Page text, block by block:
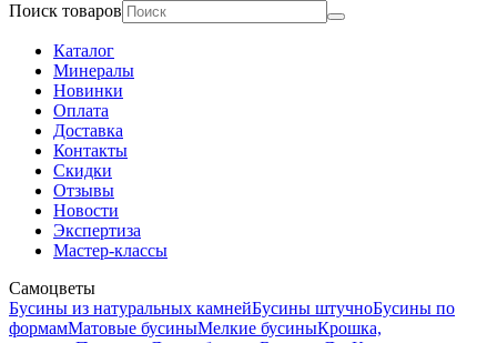
Поиск товаров
Каталог
Минералы
Новинки
Оплата
Доставка
Контакты
Скидки
Отзывы
Новости
Экспертиза
Мастер-классы
Самоцветы
Бусины из натуральных камнейБусины штучноБусины по
формамМатовые бусиныМелкие бусиныКрошка,